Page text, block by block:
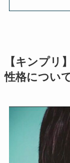
【キンプリ
性格につい